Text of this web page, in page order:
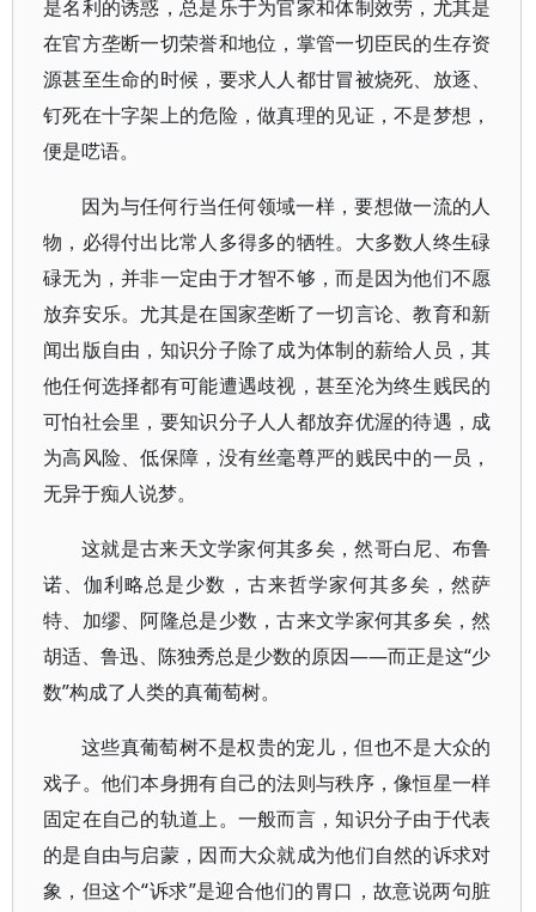
是名利的诱惑，总是乐于为官家和体制效劳，尤其是
在官方垄断一切荣誉和地位，掌管一切臣民的生存资
源甚至生命的时候，要求人人都甘冒被烧死、放逐、
钉死在十字架上的危险，做真理的见证，不是梦想，
便是呓语。
因为与任何行当任何领域一样，要想做一流的人
物，必得付出比常人多得多的牺牲。大多数人终生碌
碌无为，并非一定由于才智不够，而是因为他们不愿
放弃安乐。尤其是在国家垄断了一切言论、教育和新
闻出版自由，知识分子除了成为体制的薪给人员，其
他任何选择都有可能遭遇歧视，甚至沦为终生贱民的
可怕社会里，要知识分子人人都放弃优渥的待遇，成
为高风险、低保障，没有丝毫尊严的贱民中的一员，
无异于痴人说梦。
这就是古来天文学家何其多矣，然哥白尼、布鲁
诺、伽利略总是少数，古来哲学家何其多矣，然萨
特、加缪、阿隆总是少数，古来文学家何其多矣，然
胡适、鲁迅、陈独秀总是少数的原因——而正是这“少
数”构成了人类的真葡萄树。
这些真葡萄树不是权贵的宠儿，但也不是大众的
戏子。他们本身拥有自己的法则与秩序，像恒星一样
固定在自己的轨道上。一般而言，知识分子由于代表
的是自由与启蒙，因而大众就成为他们自然的诉求对
象，但这个“诉求”是迎合他们的胃口，故意说两句脏